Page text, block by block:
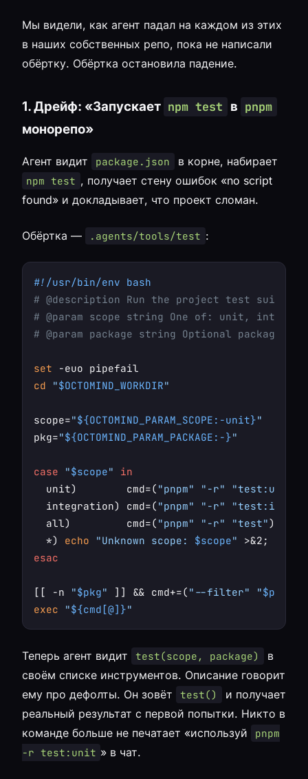
Мы видели, как агент падал на каждом из этих
в наших собственных репо, пока не написали
обёртку. Обёртка остановила падение.
1. Дрейф: «Запускает npm test в pnpm
монорепо»
Агент видит package.json в корне, набирает
npm test , получает стену ошибок «no script
found» и докладывает, что проект сломан.
Обёртка — .agents/tools/test :
#!/usr/bin/env bash
# @description Run the project test
# @param scope string One of: unit,
# @param package string Optional package
set
cd
"$OCTOMIND_WORKDIR"
scope="${OCTOMIND_PARAM_SCOPE:-unit}"
pkg="${OCTOMIND_PARAM_PACKAGE:-}"
case "$scope"
in
  unit)        cmd=(
"pnpm" "-r" "test:unit"
  integration) cmd=(
"pnpm" "-r"
  all)         cmd=(
"pnpm" "-r" "test") ;;
  *)
echo "Unknown scope: $scope" >&2;
esac
[[ -n "$pkg" ]] && cmd+=( "--filter" "$pkg
exec
"${cmd[@]}"
Теперь агент видит test(scope, package)
в
своём списке инструментов. Описание говорит
ему про дефолты. Он зовёт
test()
и получает
реальный результат с первой попытки. Никто в
команде больше не печатает «используй
pnpm
-r test:unit » в чат.